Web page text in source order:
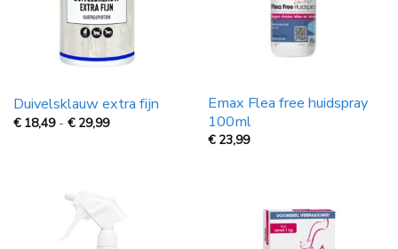
Duivelsklauw extra fijn
€ 18,49 - € 29,99Prijsklasse:
Emax Flea free huidspray
100ml
€ 23,99